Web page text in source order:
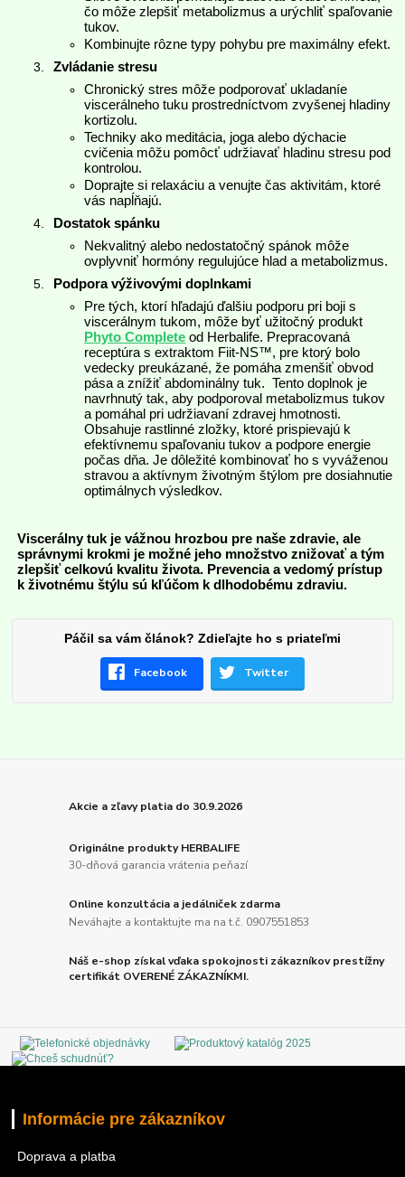
čo môže zlepšiť metabolizmus a urýchliť spaľovanie
tukov.
Kombinujte rôzne typy pohybu pre maximálny efekt.
Zvládanie stresu
Chronický stres môže podporovať ukladaníe
viscerálneho tuku prostredníctvom zvyšenej hladiny
kortizolu.
Techniky ako meditácia, joga alebo dýchacie
cvičenia môžu pomôcť udržiavať hladinu stresu pod
kontrolou.
Doprajte si relaxáciu a venujte čas aktivitám, ktoré
vás napĺňajú.
Dostatok spánku
Nekvalitný alebo nedostatočný spánok môže
ovplyvniť hormóny regulujúce hlad a metabolizmus.
Podpora výživovými doplnkami
Pre tých, ktorí hľadajú ďalšiu podporu pri boji s
viscerálnym tukom, môže byť užitočný produkt
Phyto Complete od Herbalife. Prepracovaná
receptúra s extraktom Fiit-NS™, pre ktorý bolo
vedecky preukázané, že pomáha zmenšiť obvod
pása a znížiť abdominálny tuk. Tento doplnok je
navrhnutý tak, aby podporoval metabolizmus tukov
a pomáhal pri udržiavaní zdravej hmotnosti.
Obsahuje rastlinné zložky, ktoré prispievajú k
efektívnemu spaľovaniu tukov a podpore energie
počas dňa. Je dôležité kombinovať ho s vyváženou
stravou a aktívnym životným štýlom pre dosiahnutie
optimálnych výsledkov.
Viscerálny tuk je vážnou hrozbou pre naše zdravie, ale
správnymi krokmi je možné jeho množstvo znižovať a tým
zlepšiť celkovú kvalitu života. Prevencia a vedomý prístup
k životnému štýlu sú kľúčom k dlhodobému zdraviu.
Páčil sa vám článok? Zdieľajte ho s priateľmi
Facebook Twitter
Akcie a zľavy platia do 30.9.2026
Originálne produkty HERBALIFE
30-dňová garancia vrátenia peňazí
Online konzultácia a jedálniček zdarma
Neváhajte a kontaktujte ma na t.č. 0907551853
Náš e-shop získal vďaka spokojnosti zákazníkov prestížny
certifikát OVERENÉ ZÁKAZNÍKMI.
Informácie pre zákazníkov
Doprava a platba